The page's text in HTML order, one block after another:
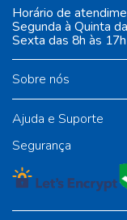
Sobre nós
Ajuda e Suporte
Horário de
Segunda à Quinta
Sexta das 8h às 17h
Segurança